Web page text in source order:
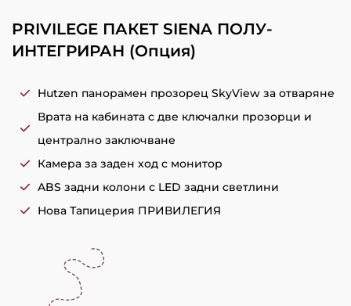
PRIVILEGE ПАКЕТ SIENA ПОЛУ-
ИНТЕГРИРАН (Опция)
Hutzen панорамен прозорец SkyView за отваряне
Врата на кабината с две ключалки прозорци и
централно заключване
Камера за заден ход с монитор
ABS задни колони с LED задни светлини
Нова Тапицерия ПРИВИЛЕГИЯ